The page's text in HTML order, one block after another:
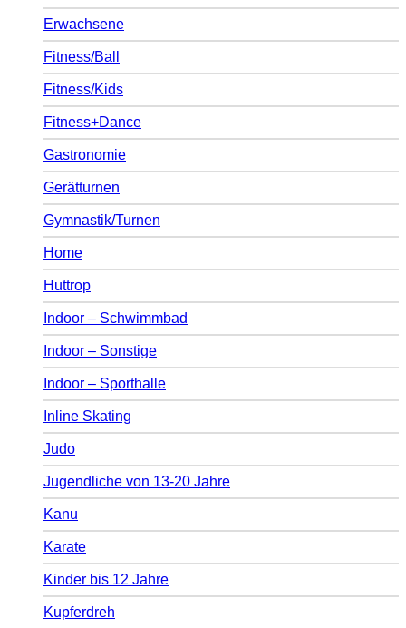
Erwachsene
Fitness/Ball
Fitness/Kids
Fitness+Dance
Gastronomie
Gerätturnen
Gymnastik/Turnen
Home
Huttrop
Indoor – Schwimmbad
Indoor – Sonstige
Indoor – Sporthalle
Inline Skating
Judo
Jugendliche von 13-20 Jahre
Kanu
Karate
Kinder bis 12 Jahre
Kupferdreh